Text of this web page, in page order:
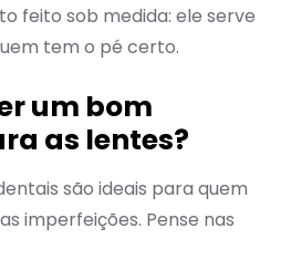
feito sob medida: ele serve
tem o pé certo.
um bom
as lentes?
são ideais para quem
imperfeições. Pense nas